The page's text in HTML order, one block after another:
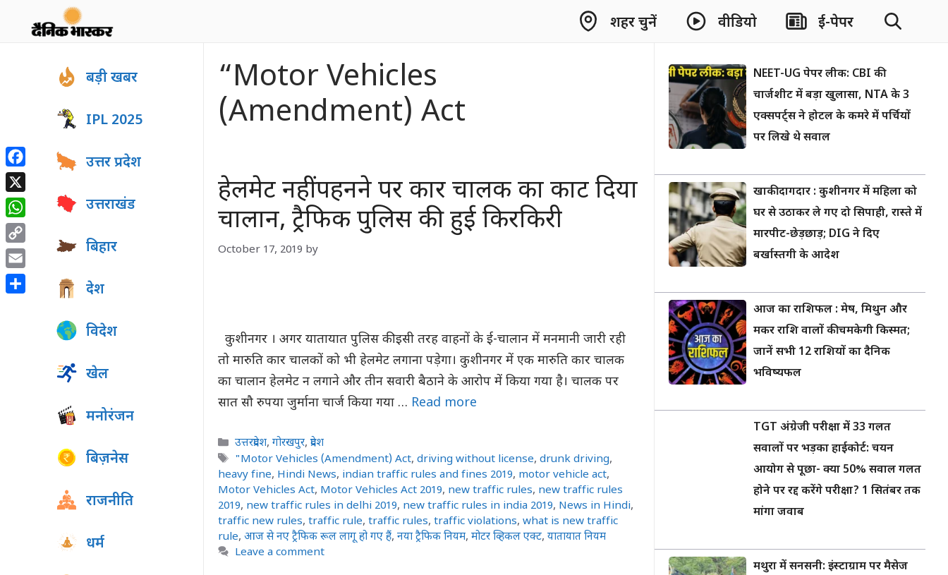
शहर चुनें वीडियो ई-पेपर
“Motor Vehicles
(Amendment) Act
हेलमेट नहीं पहनने पर कार चालक का काट दिया
चालान, ट्रैफिक पुलिस की हुई किरकिरी
October 17, 2019 by
कुशीनगर । अगर यातायात पुलिस की इसी तरह वाहनों के ई-चालान में मनमानी जारी रही
तो मारुति कार चालकों को भी हेलमेट लगाना पड़ेगा। कुशीनगर में एक मारुति कार चालक
का चालान हेलमेट न लगाने और तीन सवारी बैठाने के आरोप में किया गया है। चालक पर
सात सौ रुपया जुर्माना चार्ज किया गया … Read more
Categories
उत्तरप्रदेश,गोरखपुर,प्रदेश
Tags
"Motor Vehicles (Amendment) Act,driving without license,drunk driving,
heavy fine, Hindi News, indian traffic rules and fines 2019, motor vehicle act,
Motor Vehicles Act, Motor Vehicles Act 2019, new traffic rules, new traffic rules
2019, new traffic rules in delhi 2019, new traffic rules in india 2019, News in Hindi,
traffic new rules, traffic rule, traffic rules, traffic violations, what is new traffic
rule, आज से नए ट्रैफिक रूल लागू हो गए हैं, नया ट्रैफिक नियम, मोटर व्हिकल एक्ट, यातायात नियम
Leave a comment
बड़ी खबर
IPL 2025
उत्तर प्रदेश
उत्तराखंड
बिहार
देश
विदेश
खेल
मनोरंजन
बिज़नेस
राजनीति
धर्म
NEET-UG पेपर लीक: CBI की
चार्जशीट में बड़ा खुलासा, NTA के 3
एक्सपर्ट्स ने होटल के कमरे में पर्चियों
पर लिखे थे सवाल
खाकी दागदार : कुशीनगर में महिला को
घर से उठाकर ले गए दो सिपाही, रास्ते में
मारपीट-छेड़छाड़; DIG ने दिए
बर्खास्तगी के आदेश
आज का राशिफल : मेष, मिथुन और
मकर राशि वालों की चमकेगी किस्मत;
जानें सभी 12 राशियों का दैनिक
भविष्यफल
TGT अंग्रेजी परीक्षा में 33 गलत
सवालों पर भड़का हाईकोर्ट: चयन
आयोग से पूछा- क्या 50% सवाल गलत
होने पर रद्द करेंगे परीक्षा? 1 सितंबर तक
मांगा जवाब
मथुरा में सनसनी: इंस्टाग्राम पर मैसेज
Facebook
X
WhatsApp
Copy
Link
Email